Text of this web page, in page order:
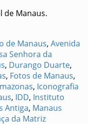
de Manaus.
de Manaus, Avenida
Senhora da
, Durango Duarte,
, Fotos de Manaus,
, Iconografia
, IDD, Instituto
Antiga, Manaus
da Matriz